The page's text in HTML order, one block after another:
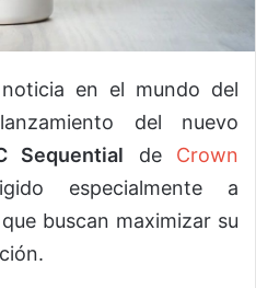
en el mundo del
del nuevo
Sequential de Crown
especialmente a
buscan maximizar su